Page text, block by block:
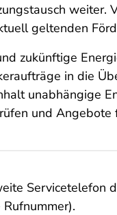
weiter.
geltenden
zukünftige
in die
unabhängige
und
Servicetelefon